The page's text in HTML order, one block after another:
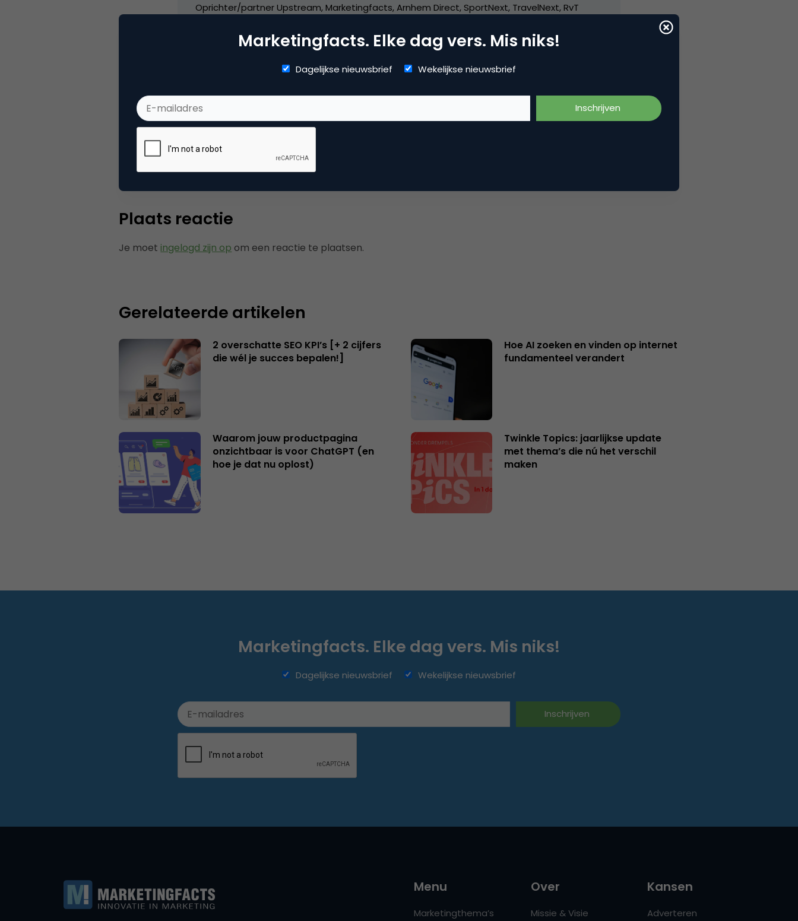
Oprichter/partner Upstream, Marketingfacts, Arnhem Direct, SportNext, TravelNext, RvT
Categorie Search & Conversie
zoekmachine marketing
Plaats reactie
Je moet ingelogd zijn op om een reactie te plaatsen.
Gerelateerde artikelen
2 overschatte SEO KPI’s [+ 2 cijfers
die wél je succes bepalen!]
Hoe AI zoeken en vinden op internet
fundamenteel verandert
Waarom jouw productpagina
onzichtbaar is voor ChatGPT (en
hoe je dat nu oplost)
Twinkle Topics: jaarlijkse update
met thema’s die nú het verschil
maken
Marketingfacts. Elke dag vers. Mis niks!
Dagelijkse nieuwsbrief Wekelijkse nieuwsbrief
Marketingfacts. Elke dag vers. Mis niks!
Dagelijkse nieuwsbrief Wekelijkse nieuwsbrief
Menu
Marketingthema’s
Over
Missie & Visie
Kansen
Adverteren